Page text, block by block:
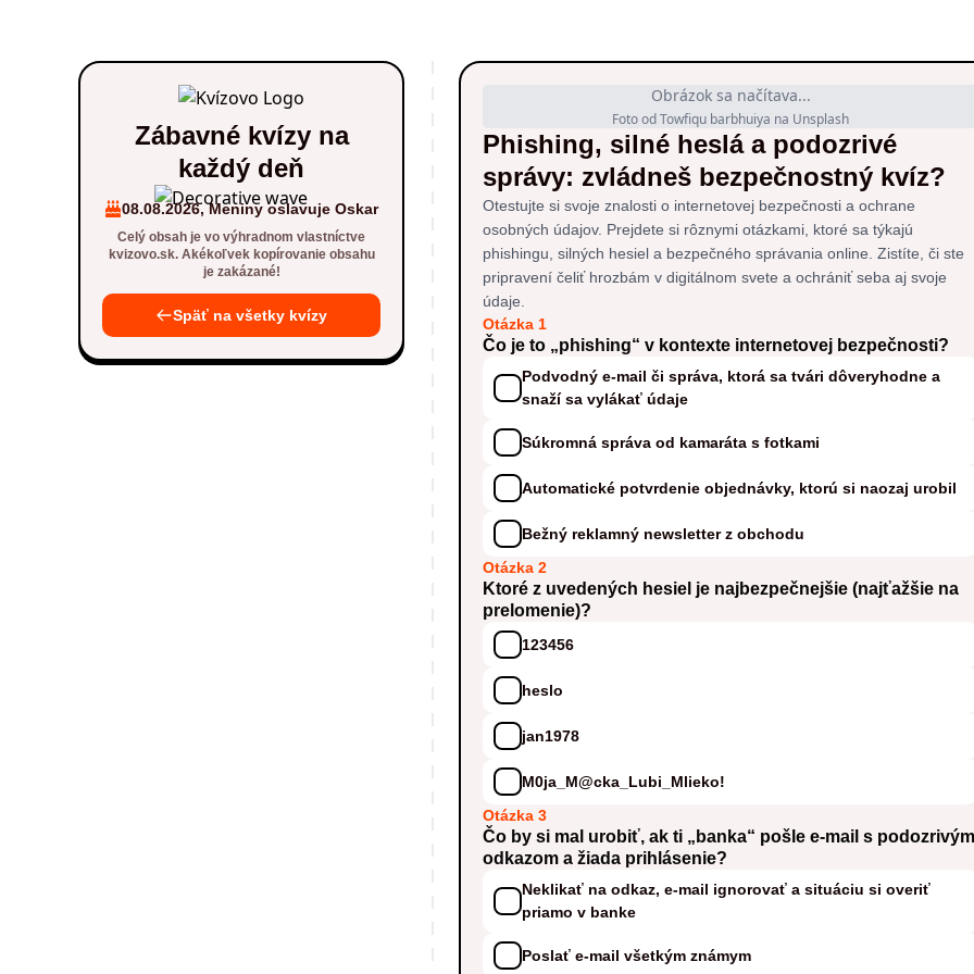
Zábavné kvízy na
každý deň
08.08.2026, Meniny oslavuje Oskar
Celý obsah je vo výhradnom vlastníctve
kvizovo.sk. Akékoľvek kopírovanie obsahu
je zakázané!
Späť na všetky kvízy
Obrázok sa načítava...
Foto od Towfiqu barbhuiya na Unsplash
Phishing, silné heslá a podozrivé
správy: zvládneš bezpečnostný kvíz?
Otestujte si svoje znalosti o internetovej bezpečnosti a ochrane
osobných údajov. Prejdete si rôznymi otázkami, ktoré sa týkajú
phishingu, silných hesiel a bezpečného správania online. Zistíte, či ste
pripravení čeliť hrozbám v digitálnom svete a ochrániť seba aj svoje
údaje.
Otázka 1
Čo je to „phishing“ v kontexte internetovej bezpečnosti?
Podvodný e-mail či správa, ktorá sa tvári dôveryhodne a
snaží sa vylákať údaje
Súkromná správa od kamaráta s fotkami
Automatické potvrdenie objednávky, ktorú si naozaj urobil
Bežný reklamný newsletter z obchodu
Otázka 2
Ktoré z uvedených hesiel je najbezpečnejšie (najťažšie na
prelomenie)?
123456
heslo
jan1978
M0ja_M@cka_Lubi_Mlieko!
Otázka 3
Čo by si mal urobiť, ak ti „banka“ pošle e-mail s podozrivým
odkazom a žiada prihlásenie?
Neklikať na odkaz, e-mail ignorovať a situáciu si overiť
priamo v banke
Poslať e-mail všetkým známym